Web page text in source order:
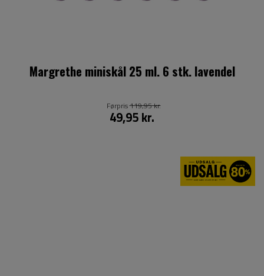
Margrethe miniskål 25 ml. 6 stk. lavendel
49,95 kr.
Førpris119,95 kr.